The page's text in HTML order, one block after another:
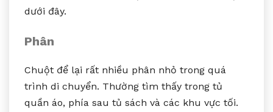
dưới đây.
Phân
Chuột để lại rất nhiều phân nhỏ trong quá
trình di chuyển. Thường tìm thấy trong tủ
quần áo, phía sau tủ sách và các khu vực tối.